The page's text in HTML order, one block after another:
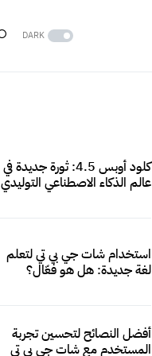
DARK
كلود أوبس 4.5: ثورة جديدة في
عالم الذكاء الاصطناعي التوليدي
استخدام شات جي بي تي لتعلم
لغة جديدة: هل هو فعّال؟
أفضل النصائح لتحسين تجربة
المستخدم مع شات جي بي تي